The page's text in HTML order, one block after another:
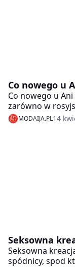
Co nowego u
Co nowego u
zarówno w
produkcjach,
wakacje.
MODAIJA.PL14
Seksowna
Seksowna
spódnicy, spod